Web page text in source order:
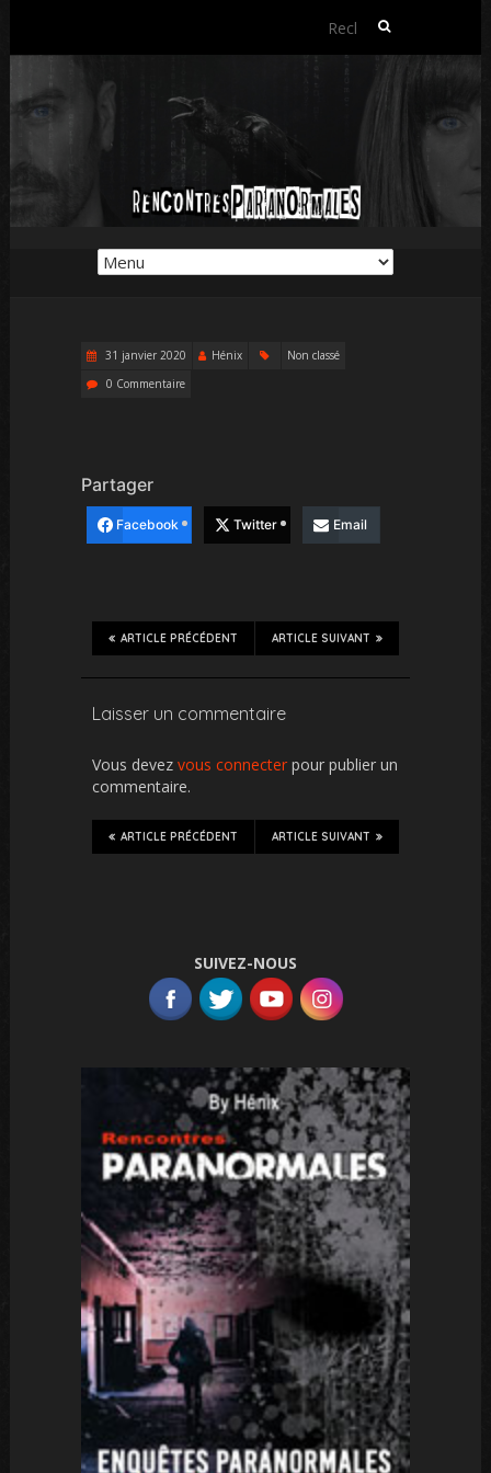
Rechercher :
31 janvier 2020 Hénix
Non classé
0 Commentaire
Partager
Facebook Twitter Email
ARTICLE SUIVANT
ARTICLE PRÉCÉDENT
Laisser un commentaire
Vous devez vous connecter pour publier un
commentaire.
ARTICLE SUIVANT
ARTICLE PRÉCÉDENT
SUIVEZ-NOUS